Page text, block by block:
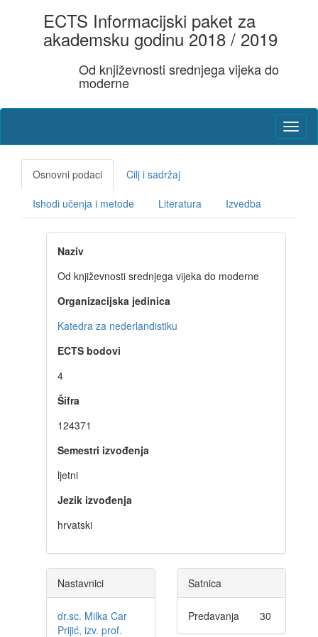
ECTS Informacijski paket za
akademsku godinu 2018 / 2019
Od književnosti srednjega vijeka do
moderne
Osnovni podaci Cilj i sadržaj
Ishodi učenja i metode Literatura Izvedba
Naziv
Od književnosti srednjega vijeka do moderne
Organizacijska jedinica
Katedra za nederlandistiku
ECTS bodovi
4
Šifra
124371
Semestri izvođenja
ljetni
Jezik izvođenja
hrvatski
Nastavnici
dr.sc. Milka Car
Prijić, izv. prof.
Satnica
Predavanja 30